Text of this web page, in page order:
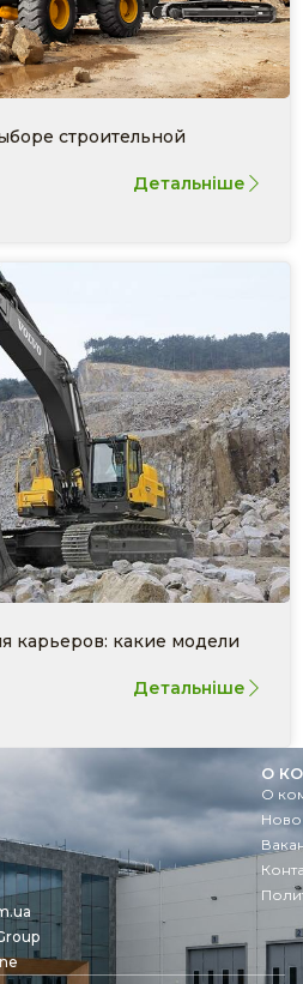
строительной
Детальніше
карьеров: какие модели
Детальніше
О
О